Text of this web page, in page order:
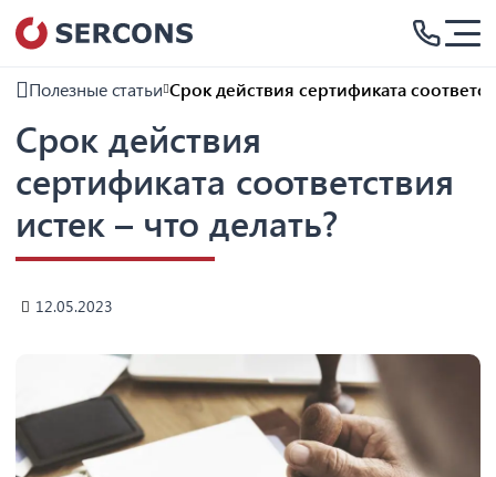
Полезные статьи Срок действия сертификата
Срок действия
сертификата соответствия
истек – что делать?
12.05.2023